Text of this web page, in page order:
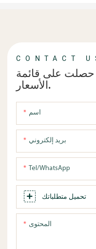
CONTACT
حصلت على قائمة
الأسعار.
اسم
بريد إلكتروني
Tel/WhatsApp
تحميل متطلباتك
المحتوى